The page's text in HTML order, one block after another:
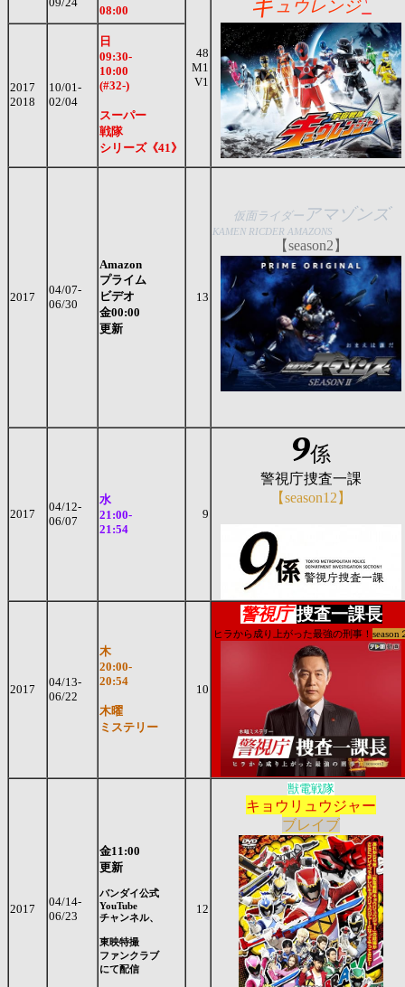
08:00
48
M1
V1
キ ュウレンジー
2017
2018
10/01-
02/04
日
09:30-
10:00
(#32-)
スーパー
戦隊
シリーズ《41》
2017
04/07-
06/30
Amazon
プライム
ビデオ
金00:00
更新
13
仮面ライダーアマゾンズ
KAMEN RICDER AMAZONS
【season2】
2017
04/12-
06/07
水
21:00-
21:54
9
9係
警視庁捜査一課
【season12】
2017
04/13-
06/22
木
20:00-
20:54
木曜
ミステリー
10
警視庁捜査一課長
ヒラから成り上がった最強の刑事！ season
2017
04/14-
06/23
金11:00
更新
バンダイ公式
YouTube
チャンネル、
東映特撮
ファンクラブ
にて配信
12
獣電戦隊
キョウリュウジャー
ブレイブ